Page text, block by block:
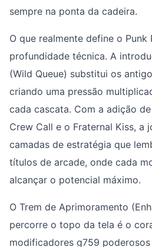
sempre na ponta da cadeira.
O que realmente define o Punk
profundidade técnica. A
(Wild Queue) substitui os
criando uma pressão
cada cascata. Com a adição
Crew Call e o Fraternal Kiss, a
camadas de estratégia que
títulos de arcade, onde cada
alcançar o potencial máximo.
O Trem de Aprimoramento
percorre o topo da tela é o
modificadores g759